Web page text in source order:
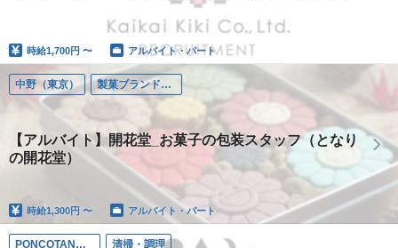
時給1,700円 〜 アルバイト・パート
中野（東京） 製菓ブランド・となりの開花堂
【アルバイト】開花堂_お菓子の包装スタッフ（となり
の開花堂）
時給1,300円 〜 アルバイト・パート
PONCOTAN（中野坂上） 清掃・調理